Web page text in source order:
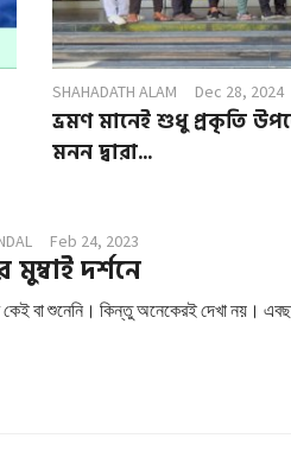
SHAHADATH ALAM Dec 28, 2024
ভ্রমণ মানেই শুধু প্রকৃতি
মনন দ্বারা...
Feb 24, 2023
মুম্বাই দর্শনে
কেই বা শুনেনি। কিন্তু অনেকেরই দেখা নয়।